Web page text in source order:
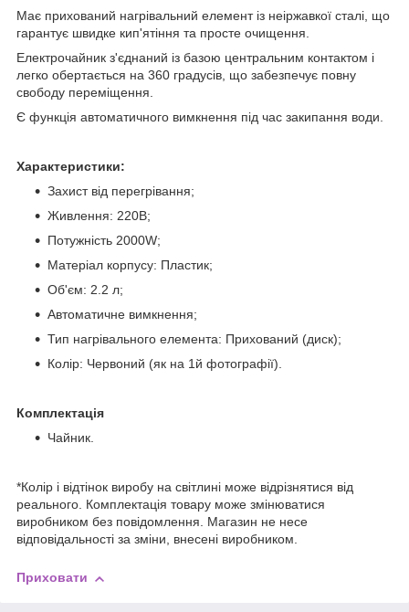
Має прихований нагрівальний елемент із неіржавкої сталі, що
гарантує швидке кип'ятіння та просте очищення.
Електрочайник з'єднаний із базою центральним контактом і
легко обертається на 360 градусів, що забезпечує повну
свободу переміщення.
Є функція автоматичного вимкнення під час закипання води.
Характеристики:
Захист від перегрівання;
Живлення: 220В;
Потужність 2000W;
Матеріал корпусу: Пластик;
Об'єм: 2.2 л;
Автоматичне вимкнення;
Тип нагрівального елемента: Прихований (диск);
Колір: Червоний (як на 1й фотографії).
Комплектація
Чайник.
*Колір і відтінок виробу на світлині може відрізнятися від
реального. Комплектація товару може змінюватися
виробником без повідомлення. Магазин не несе
відповідальності за зміни, внесені виробником.
Приховати